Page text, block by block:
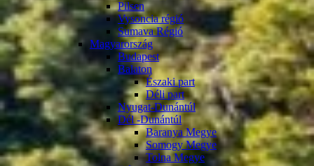
Pilsen
Vysoncia régió
Sumava Régió
Magyarország
Budapest
Balaton
Északi part
Déli part
Nyugat-Dunántúl
Dél -Dunántúl
Baranya Megye
Somogy Megye
Tolna Megye